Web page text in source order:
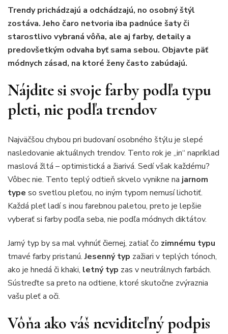
Trendy prichádzajú a odchádzajú, no osobný štýl
zostáva. Jeho čaro netvoria iba padnúce šaty či
starostlivo vybraná vôňa, ale aj farby, detaily a
predovšetkým odvaha byť sama sebou. Objavte päť
módnych zásad, na ktoré ženy často zabúdajú.
Nájdite si svoje farby podľa typu
pleti, nie podľa trendov
Najväčšou chybou pri budovaní osobného štýlu je slepé
nasledovanie aktuálnych trendov. Tento rok je „in“ napríklad
maslová žltá – optimistická a žiarivá. Sedí však každému?
Vôbec nie. Tento teplý odtieň skvelo vynikne na jarnom
type so svetlou pleťou, no iným typom nemusí lichotiť.
Každá pleť ladí s inou farebnou paletou, preto je lepšie
vyberať si farby podľa seba, nie podľa módnych diktátov.
Jarný typ by sa mal vyhnúť čiernej, zatiaľ čo zimnému typu
tmavé farby pristanú.Jesenný typ zažiari v teplých tónoch,
ako je hnedá či khaki, letný typ zas v neutrálnych farbách.
Sústreďte sa preto na odtiene, ktoré skutočne zvýraznia
vašu pleť a oči.
Vôňa ako váš neviditeľný podpis